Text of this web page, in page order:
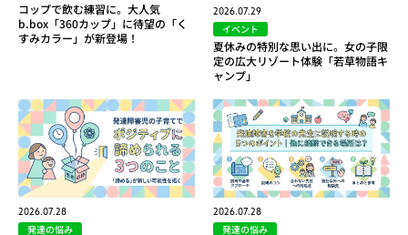
コップで飲む練習に。大人気
b.box「360カップ」に待望の「く
すみカラー」が新登場！
2026.07.29
イベント
夏休みの特別な思い出に。女の子限
定の広大リゾート体験「若草物語キ
ャンプ」
2026.07.28
発達の悩み
2026.07.28
発達の悩み